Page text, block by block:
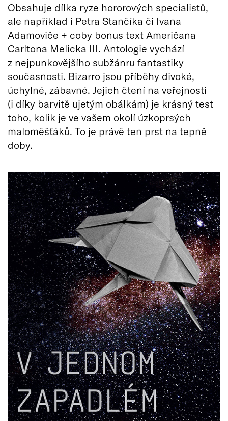
Obsahuje dílka ryze hororových specialistů,
ale například i Petra Stančíka či Ivana
Adamoviče + coby bonus text Američana
Carltona Melicka III. Antologie vychází
z nejpunkovějšího subžánru fantastiky
současnosti. Bizarro jsou příběhy divoké,
úchylné, zábavné. Jejich čtení na veřejnosti
(i díky barvitě ujetým obálkám) je krásný test
toho, kolik je ve vašem okolí úzkoprsých
maloměšťáků. To je právě ten prst na tepně
doby.